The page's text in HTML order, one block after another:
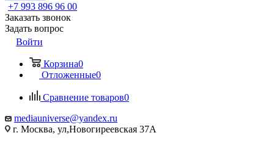
+7 993 896 96 00
Заказать звонок
Задать вопрос
Войти
Корзина0
Отложенные0
Сравнение товаров0
mediauniverse@yandex.ru
г. Москва, ул,Новогиреевская 37А